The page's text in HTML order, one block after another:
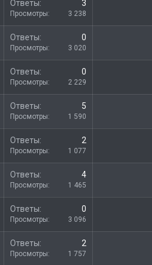
Ответы 3
Просмотры 3 238
Ответы 0
Просмотры 3 020
Ответы 0
Просмотры 2 229
Ответы 5
Просмотры 1 590
Ответы 2
Просмотры 1 077
Ответы 4
Просмотры 1 465
Ответы 0
Просмотры 3 096
Ответы 2
Просмотры 1 757